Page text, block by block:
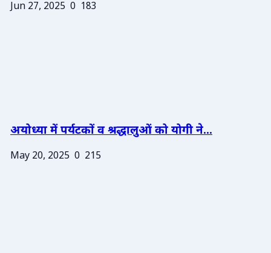
Jun 27, 2025 0 183
अयोध्या में पर्यटकों व श्रद्धालुओं को योगी ने...
May 20, 2025 0 215